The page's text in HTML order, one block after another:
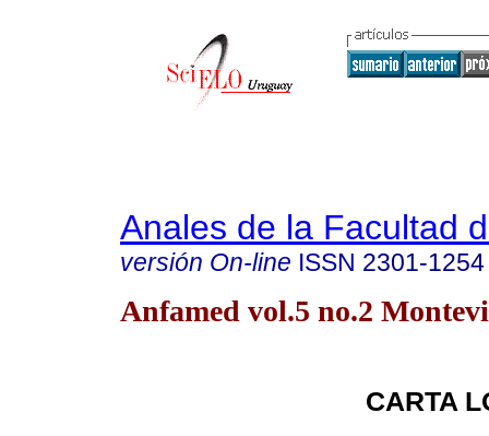
Anales de la Facultad
versión On-line ISSN 2301-1254
Anfamed vol.5 no.2
CARTA